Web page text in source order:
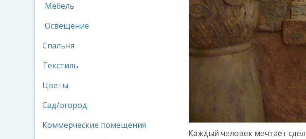
Мебель
Освещение
Спальня
Текстиль
Цветы
Сад/огород
Коммерческие помещения
Каждый человек мечтает